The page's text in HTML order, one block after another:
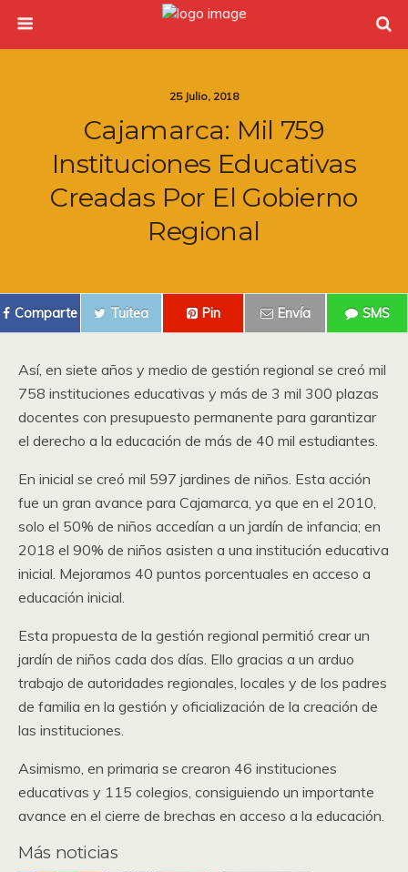
25 Julio, 2018
Cajamarca: Mil 759
Instituciones Educativas
Creadas Por El Gobierno
Regional
Comparte Tuitea Pin Envía SMS
Así, en siete años y medio de gestión regional se creó mil
758 instituciones educativas y más de 3 mil 300 plazas
docentes con presupuesto permanente para garantizar
el derecho a la educación de más de 40 mil estudiantes.
En inicial se creó mil 597 jardines de niños. Esta acción
fue un gran avance para Cajamarca, ya que en el 2010,
solo el 50% de niños accedían a un jardín de infancia; en
2018 el 90% de niños asisten a una institución educativa
inicial. Mejoramos 40 puntos porcentuales en acceso a
educación inicial.
Esta propuesta de la gestión regional permitió crear un
jardín de niños cada dos días. Ello gracias a un arduo
trabajo de autoridades regionales, locales y de los padres
de familia en la gestión y oficialización de la creación de
las instituciones.
Asimismo, en primaria se crearon 46 instituciones
educativas y 115 colegios, consiguiendo un importante
avance en el cierre de brechas en acceso a la educación.
Más noticias